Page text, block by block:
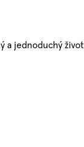
a jednoduchý život